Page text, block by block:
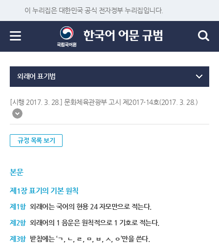
이 누리집은 대한민국 공식 전자정부 누리집입니다.
외래어 표기법
[시행 2017. 3. 28.] 문화체육관광부 고시 제2017-14호(2017. 3. 28.)
규정 목록 보기
본문
제1장 표기의 기본 원칙
제1항 외래어는 국어의 현용 24 자모만으로 적는다.
제2항 외래어의 1 음운은 원칙적으로 1 기호로 적는다.
제3항 받침에는 ‘ㄱ, ㄴ, ㄹ, ㅁ, ㅂ, ㅅ, ㅇ’만을 쓴다.